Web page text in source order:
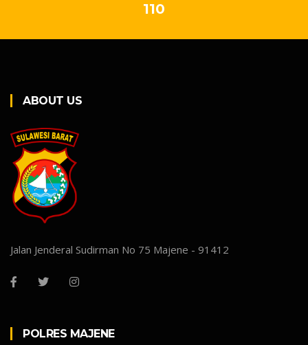
110
ABOUT US
Jalan Jenderal Sudirman No 75 Majene - 91412
POLRES MAJENE